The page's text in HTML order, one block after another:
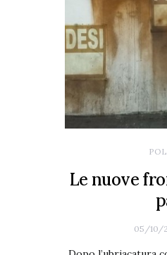
Le nuove
05/10/